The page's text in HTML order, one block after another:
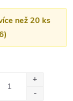
než 20 ks